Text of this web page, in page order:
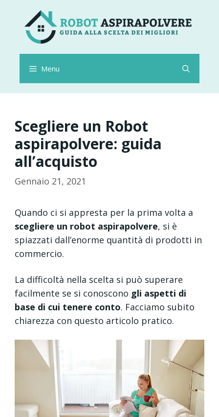
contenuto
Menu
Scegliere un Robot
aspirapolvere: guida
all’acquisto
Gennaio 21, 2021
Quando ci si appresta per la prima volta a
scegliere un robot aspirapolvere, si è
spiazzati dall’enorme quantità di prodotti in
commercio.
La difficoltà nella scelta si può superare
facilmente se si conoscono gli aspetti di
base di cui tenere conto. Facciamo subito
chiarezza con questo articolo pratico.